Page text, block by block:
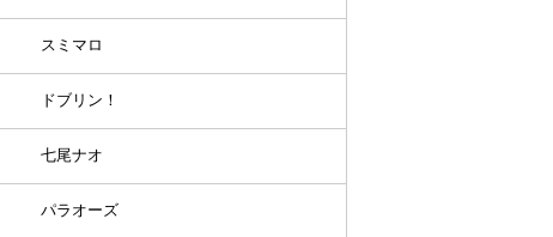
スミマロ
ドブリン！
七尾ナオ
パラオーズ